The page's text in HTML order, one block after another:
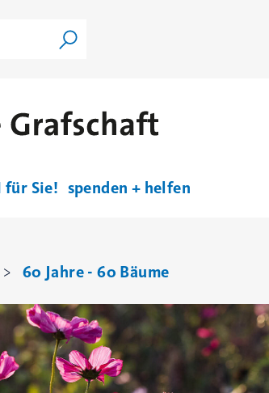
für Sie! spenden + helfen
60 Jahre - 60 Bäume